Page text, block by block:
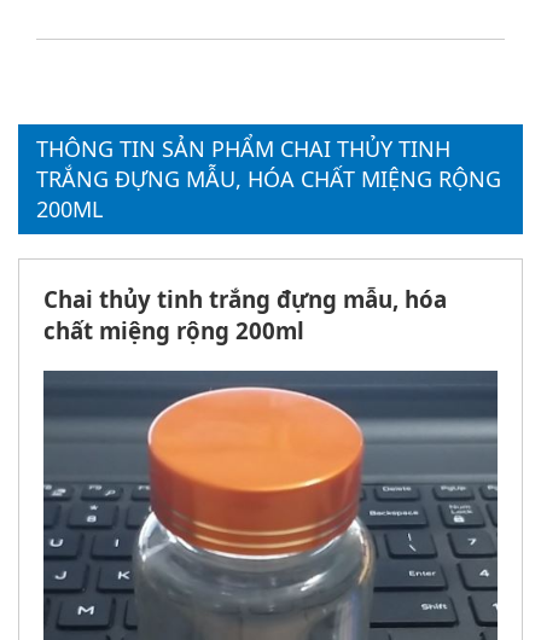
THÔNG TIN SẢN PHẨM CHAI THỦY TINH
TRẮNG ĐỰNG MẪU, HÓA CHẤT MIỆNG RỘNG
200ML
Chai thủy tinh trắng đựng mẫu, hóa
chất miệng rộng 200ml